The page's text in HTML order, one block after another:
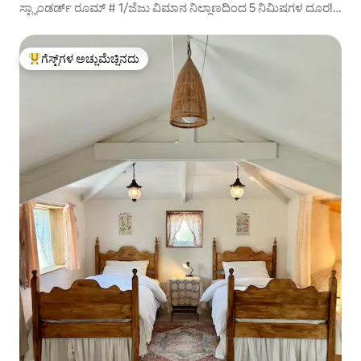
ಸ್ಟ್ಯಾಂಡರ್ಡ್ ರೂಮ್ # 1/ಜೆಜು ವಿಮಾನ ನಿಲ್ದಾಣದಿಂದ 5 ನಿಮಿಷಗಳ ದೂರ!
ಚಿಲ್ಸಂಗ್-ರೋ
ಗೆಸ್ಟ್‌ಗಳಿಗೆ ಅತಿ ಹೆಚ್ಚು ಅಚ್ಚುಮೆಚ್ಚಿನದು
ಗೆಸ್ಟ್‌ಗಳ ಅಚ್ಚುಮೆಚ್ಚಿನದು